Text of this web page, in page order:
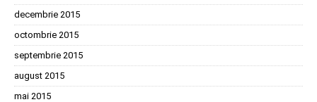
decembrie 2015
octombrie 2015
septembrie 2015
august 2015
mai 2015